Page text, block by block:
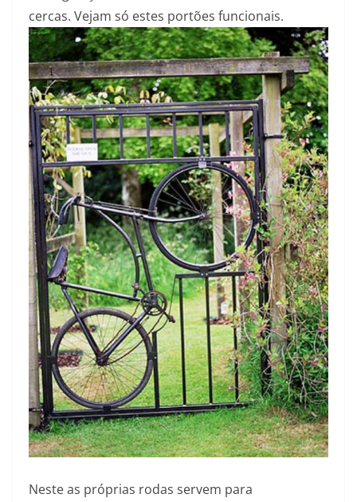
cercas. Vejam só estes portões funcionais.
Neste as próprias rodas servem para